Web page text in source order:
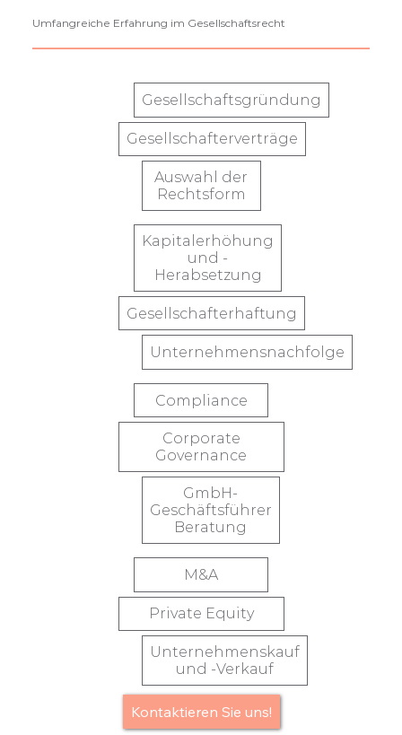
Umfangreiche Erfahrung im Gesellschaftsrecht
Gesellschaftsgründung
Gesellschafterverträge
Auswahl der
Rechtsform
Kapitalerhöhung
und -
Herabsetzung
Gesellschafterhaftung
Unternehmensnachfolge
Compliance
Corporate
Governance
GmbH-
Geschäftsführer
Beratung
M&A
Private Equity
Unternehmenskauf
und -Verkauf
!Kontaktieren Sie uns